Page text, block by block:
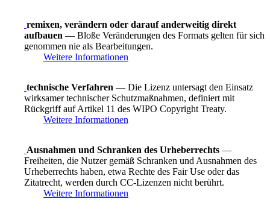
remixen, verändern oder darauf anderweitig direkt
aufbauen — Bloße Veränderungen des Formats gelten für sich
genommen nie als Bearbeitungen.
Weitere Informationen
technische Verfahren — Die Lizenz untersagt den Einsatz
wirksamer technischer Schutzmaßnahmen, definiert mit
Rückgriff auf Artikel 11 des WIPO Copyright Treaty.
Weitere Informationen
Ausnahmen und Schranken des Urheberrechts —
Freiheiten, die Nutzer gemäß Schranken und Ausnahmen des
Urheberrechts haben, etwa Rechte des Fair Use oder das
Zitatrecht, werden durch CC-Lizenzen nicht berührt.
Weitere Informationen